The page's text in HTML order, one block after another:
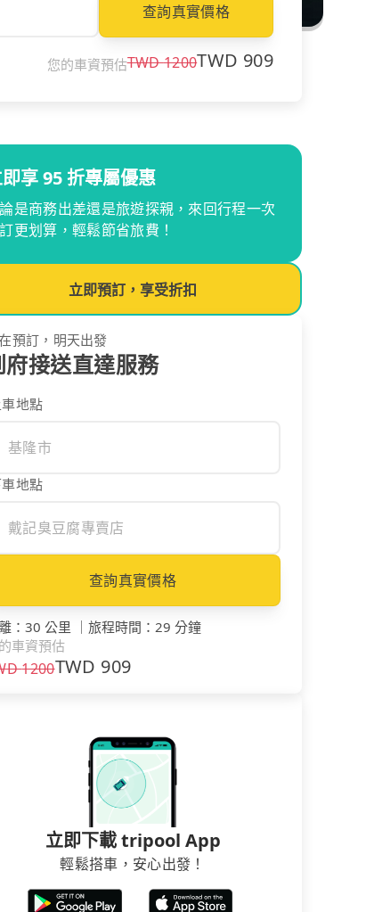
查詢真實價格
您的車資預估TWD1200TWD 909
享 95 折專屬優惠
是商務出差還是旅遊探親，來回行程一次
更划算，輕鬆節省旅費！
立即預訂，享受折扣
預訂，明天出發
府接送直達服務
車地點
地點
查詢真實價格
： 30 公里 ｜ 旅程時間 ： 29 分鐘
車資預估
1200TWD 909
立即下載 tripool App
輕鬆搭車，安心出發！